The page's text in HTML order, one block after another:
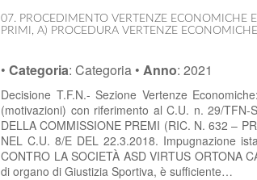
07. PROCEDIMENTO VERTENZE ECONOMICHE E
PRIMI , A) PROCEDURA VERTENZE ECONOMICHE
• Categoria: Categoria • Anno: 2021
Decisione T.F.N.- Sezione Vertenze
(motivazioni) con riferimento al C.U. n. 29/
DELLA COMMISSIONE PREMI (RIC. N. 632 –
NEL C.U. 8/E DEL 22.3.2018. Impugnazione
CONTRO LA SOCIETÀ ASD VIRTUS ORTONA
di organo di Giustizia Sportiva, è sufficiente…